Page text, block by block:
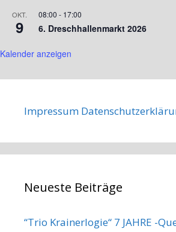
OKT.
9
08:00 - 17:00
6. Dreschhallenmarkt 2026
Kalender anzeigen
Impressum
Neueste Beiträge
“Trio Krainerlogie“ 7 JAHRE -